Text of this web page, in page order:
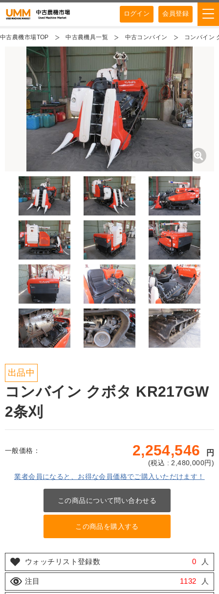
ログイン 会員登録
中古農機市場TOP 中古農機具一覧 中古コンバイン コンバイン
出品中
コンバイン クボタ KR217GW
2条刈
一般価格： 2,254,546 円
(税込 : 2,480,000円)
業者会員になると、お得な会員価格でご購入いただけます！
この商品について問い合わせる
この商品を購入する
ウォッチリスト登録数 0 人
注目 1132 人